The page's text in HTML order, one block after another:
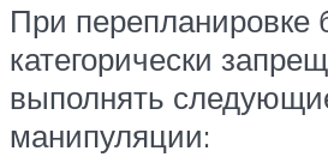
При перепланировке
категорически
выполнять
манипуляции: